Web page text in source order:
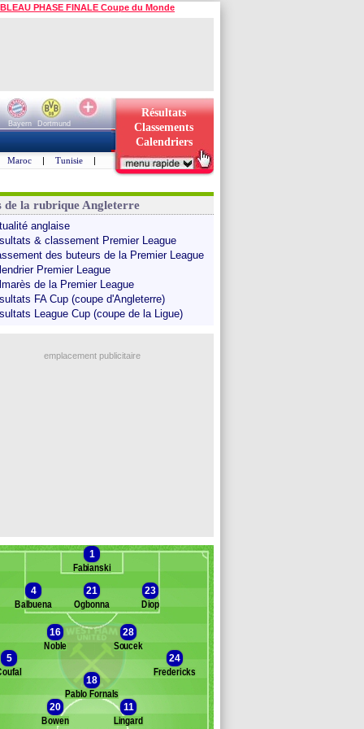
PHASE FINALE Coupe du Monde
Bayern
Dortmund
Résultats
Classements
Calendriers
Maroc | Tunisie |
de la rubrique Angleterre
anglaise
& classement Premier League
des buteurs de la Premier League
Premier League
de la Premier League
FA Cup (coupe d'Angleterre)
League Cup (coupe de la Ligue)
emplacement publicitaire
Banc des remplaçants West Ham
F. Alves Ibsen
1
Fabianski
4
Balbuena
21
Ogbonna
23
Diop
16
Noble
28
Soucek
5
24
Fredericks
18
Pablo Fornals
20
Bowen
11
Lingard